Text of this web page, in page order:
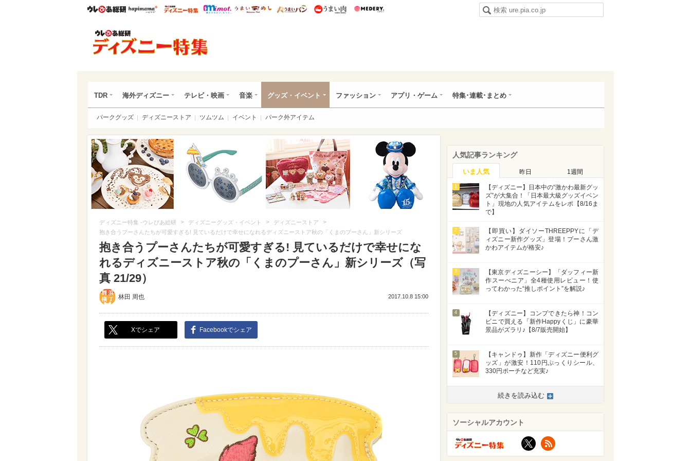
ウレぴあ総研ハピママ* ウレぴあ総研 ディズニー特集
mimot. うまいめし うまいパン うまい肉
TDR 海外ディズニー テレビ・映画 音楽 グッズ・イベント ファッション アプリ・ゲーム 特集･連載･まとめ
パークグッズ ディズニーストア ツムツム イベント パーク外アイテム
ディズニー特集 -ウレぴあ総研 > ディズニーグッズ・イベント > ディズニーストア >
抱き合うプーさんたちが可愛すぎる! 見ているだけで幸せになれるディズニーストア秋の「くまのプーさん」新シリーズ
抱き合うプーさんたちが可愛すぎる! 見ているだけで幸せにな
れるディズニーストア秋の「くまのプーさん」新シリーズ（写
真 21/29）
林田 周也 2017.10.8 15:00
Xでシェア Facebookでシェア
人気記事ランキング
いま人気 昨日 1週間
1
【ディズニー】日本中の“激かわ最新グッ
ズ”が大集合！「日本最大級グッズイベン
ト」現地の人気アイテムをレポ【8/16ま
で】
2
【即買い】ダイソーTHREEPPYに「デ
ィズニー新作グッズ」登場！プーさん激
かわアイテムが格安♪
3
【東京ディズニーシー】「ダッフィー新
作スーべニア」全4種使用レビュー！使
ってわかった“推しポイント”を解説♪
4
【ディズニー】コンプできたら神！コン
ビニで買える「新作Happyくじ」に豪華
景品がズラリ♪【8/7販売開始】
5
【キャンドゥ】新作「ディズニー便利グ
ッズ」が激安！110円ぷっくりシール、
330円ポーチなど充実♪
続きを読み込む
ソーシャルアカウント
X